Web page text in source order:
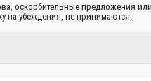
оскорбительные предложения
на убеждения, не принимаются.